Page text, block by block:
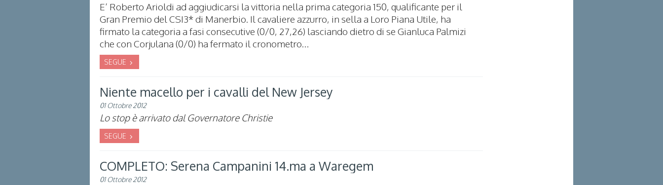
E’ Roberto Arioldi ad aggiudicarsi la vittoria nella prima categoria 150, qualificante per il
Gran Premio del CSI3* di Manerbio. Il cavaliere azzurro, in sella a Loro Piana Utile, ha
firmato la categoria a fasi consecutive (0/0, 27,26) lasciando dietro di se Gianluca Palmizi
che con Corjulana (0/0) ha fermato il cronometro...
SEGUE
Niente macello per i cavalli del New Jersey
01 Ottobre 2012
Lo stop è arrivato dal Governatore Christie
SEGUE
COMPLETO: Serena Campanini 14.ma a Waregem
01 Ottobre 2012